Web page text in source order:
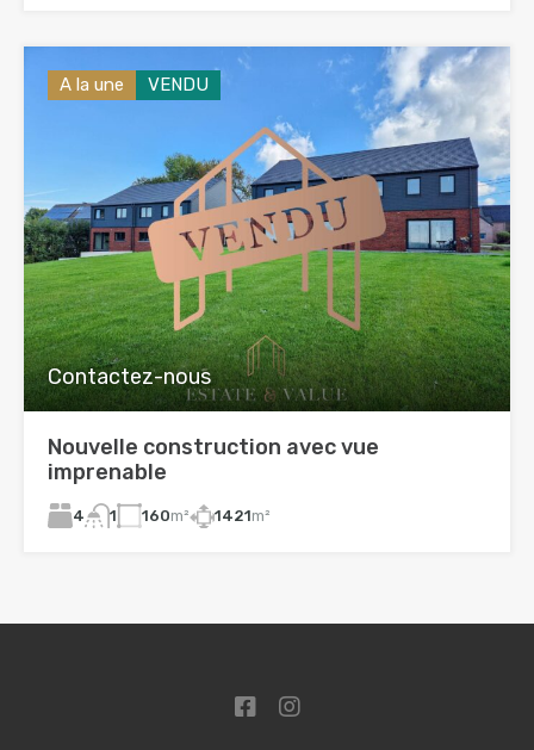
A la une VENDU
Contactez-nous
Nouvelle construction avec vue
imprenable
4 1 160m² 1421m²